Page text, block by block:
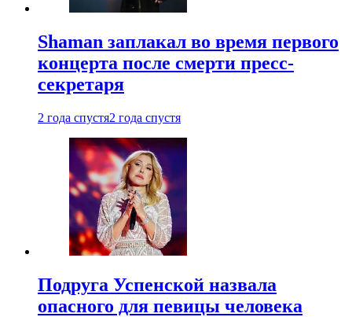
Shaman заплакал во время первого
концерта после смерти пресс-
секретаря
2 года спустя2 года спустя
Подруга Успенской назвала
опасного для певицы человека